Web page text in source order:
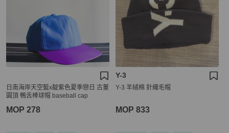
日南海岸天空藍x靛紫色夏季戀日 古董
圓頂 鴨舌棒球帽 baseball cap
MOP 278
Y-3
Y-3 羊絨棉 針織毛帽
MOP 833